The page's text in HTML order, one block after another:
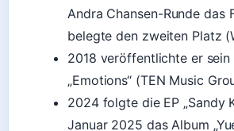
Andra Chansen-Runde das
belegte den zweiten Platz
2018 veröffentlichte er sein
„Emotions“ (TEN Music
2024 folgte die EP „Sandy
Januar 2025 das Album